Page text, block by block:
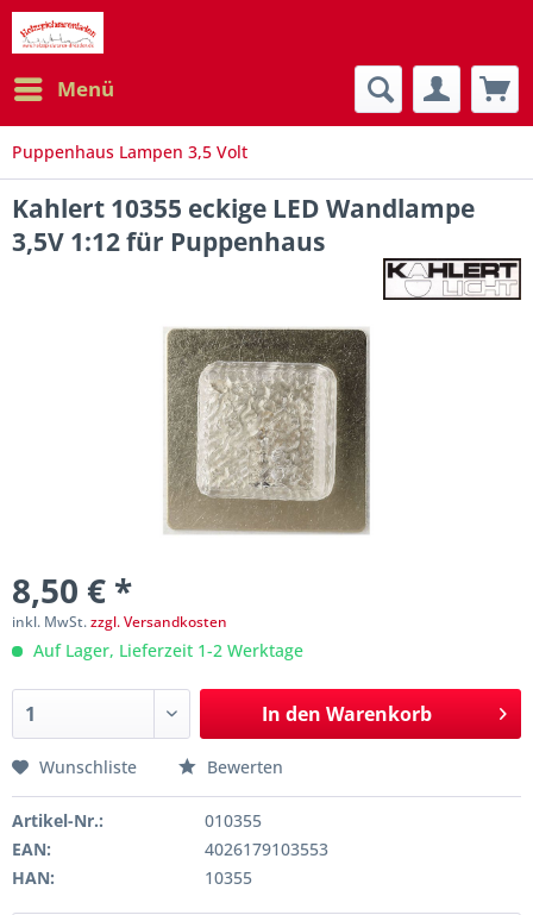
Menü
Puppenhaus Lampen 3,5 Volt
Kahlert 10355 eckige LED Wandlampe
3,5V 1:12 für Puppenhaus
8,50 € *
inkl. MwSt.zzgl. Versandkosten
Auf Lager, Lieferzeit 1-2 Werktage
In den Warenkorb
Wunschliste Bewerten
Artikel-Nr.:
010355
EAN:
4026179103553
HAN:
10355